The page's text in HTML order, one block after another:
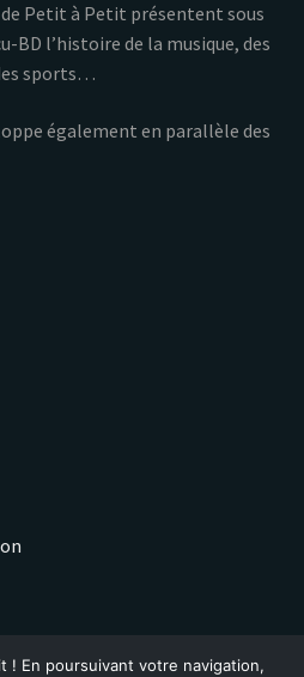
Petit à Petit présentent sous
BD l’histoire de la musique, des
sports…
également en parallèle des
! En poursuivant votre navigation,